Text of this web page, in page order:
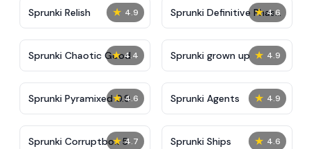
★ 4.9
Sprunki Relish ★ 4.6
Sprunki Definitive Phase
7
★ 4.4
Sprunki Chaotic Good ★ 4.9
Sprunki grown up
★ 4.6
Sprunki Pyramixed 0.9 ★ 4.9
Sprunki Agents
★ 4.7
Sprunki Corruptbox 5 ★ 4.6
Sprunki Ships